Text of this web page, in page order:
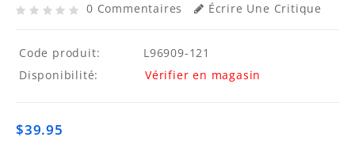
0 Commentaires Écrire Une Critique
Code produit:
L96909-121
Disponibilité:
Vérifier en magasin
$39.95